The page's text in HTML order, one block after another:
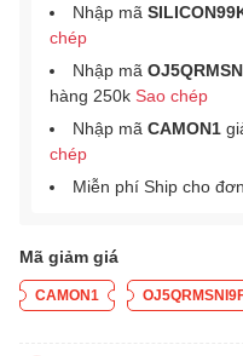
Nhập mã
chép
Nhập mã
hàng 250k Sao chép
Nhập mã CAMON1
chép
Miễn phí Ship cho
Mã giảm giá
CAMON1